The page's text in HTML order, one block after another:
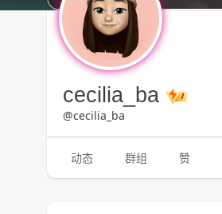
cecilia_ba
@cecilia_ba
动态 群组 赞